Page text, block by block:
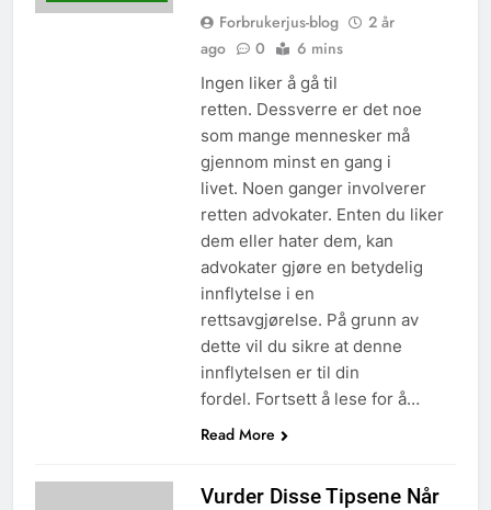
Forbrukerjus-blog
2 år
ago
0 6 mins
Ingen liker å gå til
retten. Dessverre er det noe
som mange mennesker må
gjennom minst en gang i
livet. Noen ganger involverer
retten advokater. Enten du liker
dem eller hater dem, kan
advokater gjøre en betydelig
innflytelse i en
rettsavgjørelse. På grunn av
dette vil du sikre at denne
innflytelsen er til din
fordel. Fortsett å lese for å…
Read More
Vurder Disse Tipsene Når